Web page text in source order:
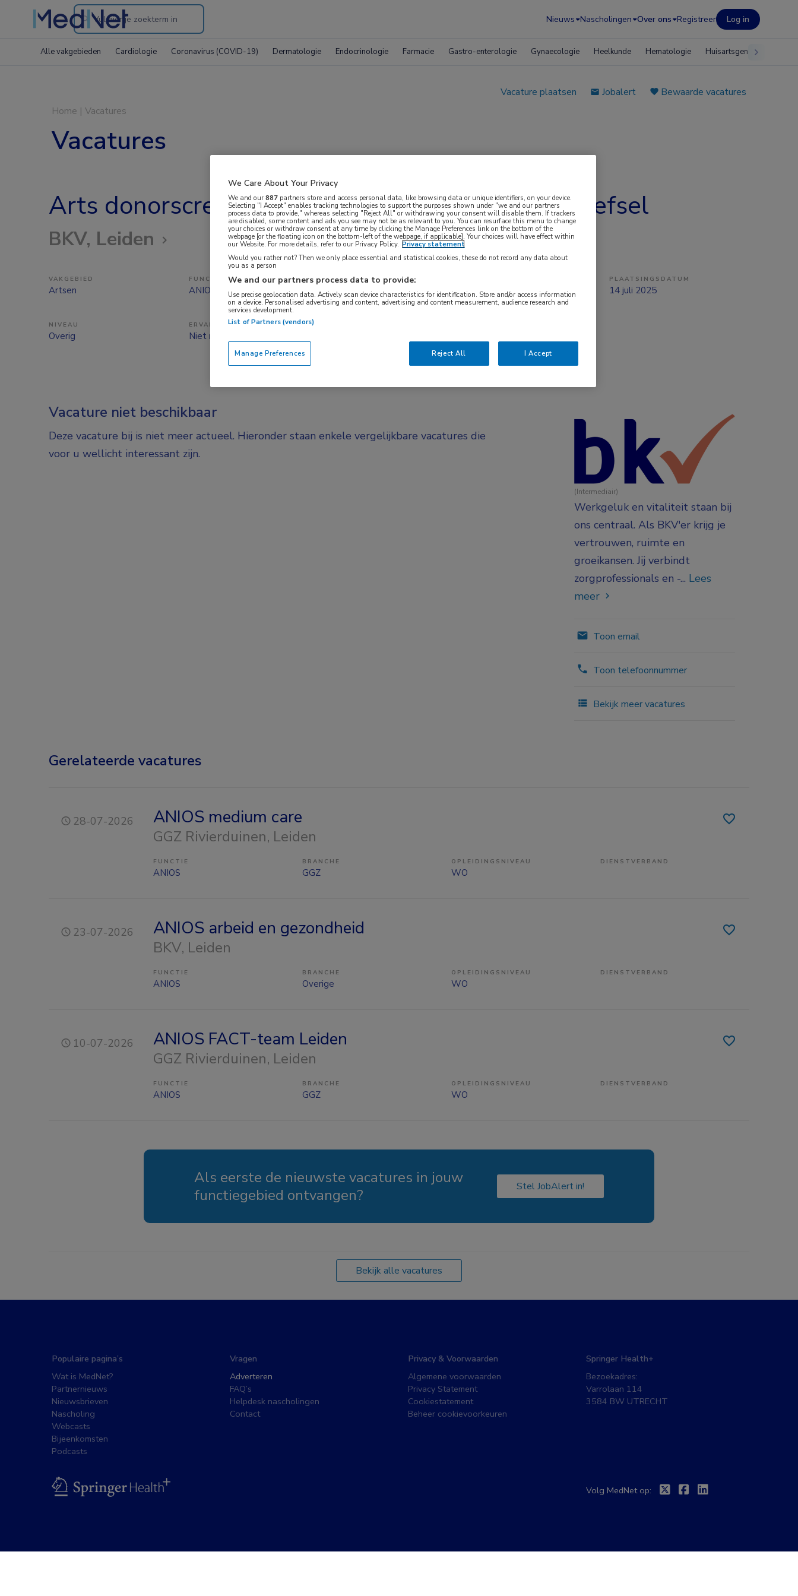
Search
the
Nieuws Nascholingen Over ons Registreer Log in
Alle vakgebieden Cardiologie Coronavirus (COVID-19) Dermatologie Endocrinologie Farmacie Gastro-enterologie Gynaecologie Heelkunde Hematologie Huisartsgeneeskunde
Vacature plaatsen Jobalert
Bewaarde vacatures
Home | Vacatures
Vacatures
Arts donorscreening transplantatie orgaan & weefsel
BKV, Leiden
VAKGEBIED
Artsen
FUNCTIE
ANIOS
BRANCHE
Onbekend Vaste aanstelling
PLAATSINGSDATUM
14 juli 2025
NIVEAU
Overig
ERVARING
Niet nader bepaald
Vacature niet beschikbaar
Deze vacature bij is niet meer actueel. Hieronder staan enkele vergelijkbare vacatures die
voor u wellicht interessant zijn.
(Intermediair)
Werkgeluk en vitaliteit staan bij
ons centraal. Als BKV'er krijg je
vertrouwen, ruimte en
groeikansen. Jij verbindt
zorgprofessionals en -... Lees
meer
Toon email
Toon telefoonnummer
Bekijk meer vacatures
Gerelateerde vacatures
28-07-2026 ANIOS medium care
GGZ Rivierduinen, Leiden
FUNCTIE
ANIOS
BRANCHE
GGZ
OPLEIDINGSNIVEAU
WO
DIENSTVERBAND
23-07-2026 ANIOS arbeid en gezondheid
BKV, Leiden
FUNCTIE
ANIOS
BRANCHE
Overige
OPLEIDINGSNIVEAU
WO
DIENSTVERBAND
10-07-2026 ANIOS FACT-team Leiden
GGZ Rivierduinen, Leiden
FUNCTIE
ANIOS
BRANCHE
GGZ
OPLEIDINGSNIVEAU
WO
DIENSTVERBAND
Als eerste de nieuwste vacatures in jouw
functiegebied ontvangen?
Stel JobAlert in!
Bekijk alle vacatures
Populaire pagina’s
Wat is MedNet?
Partnernieuws
Nieuwsbrieven
Nascholing
Webcasts
Bijeenkomsten
Podcasts
Vragen
Adverteren
FAQ’s
Helpdesk nascholingen
Contact
Privacy & Voorwaarden
Algemene voorwaarden
Privacy Statement
Cookiestatement
Beheer cookievoorkeuren
Springer Health+
Bezoekadres:
Varrolaan 114
3584 BW UTRECHT
BSL
Volg MedNet op: TwitterFacebook
Linkedin
We Care About Your Privacy
We and our887 partners store and access personal data, like browsing data or unique identifiers, on your device.
Selecting "I Accept" enables tracking technologies to support the purposes shown under "we and our partners
process data to provide," whereas selecting "Reject All" or withdrawing your consent will disable them. If trackers
are disabled, some content and ads you see may not be as relevant to you. You can resurface this menu to change
your choices or withdraw consent at any time by clicking the Manage Preferences link on the bottom of the
webpage [or the floating icon on the bottom-left of the webpage, if applicable]. Your choices will have effect within
our Website. For more details, refer to our Privacy Policy. Privacy statement
Would you rather not? Then we only place essential and statistical cookies, these do not record any data about
you as a person
We and our partners process data to provide:
Use precise geolocation data. Actively scan device characteristics for identification. Store and/or access information
on a device. Personalised advertising and content, advertising and content measurement, audience research and
services development.
List of Partners (vendors)
Reject All I Accept
Manage Preferences